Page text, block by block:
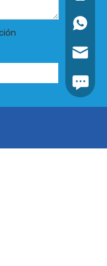
https://